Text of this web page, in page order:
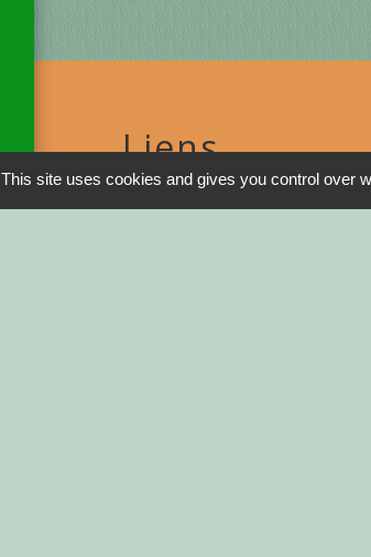
Liens
This site uses cookies and gives you control over